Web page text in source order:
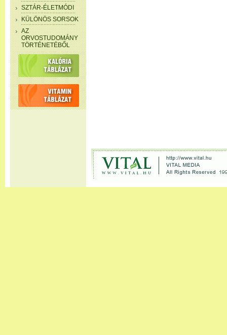
SZTÁR-ÉLETMÓDI
KÜLÖNÖS SORSOK
AZ
ORVOSTUDOMÁNY
TÖRTÉNETÉBŐL